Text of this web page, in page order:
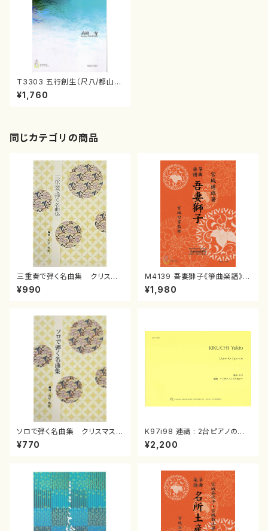
T3303 五行創生（尺八/都山
式/高橋一寿/楽譜）
¥1,760
同じカテゴリの商品
三重奏で弾く名曲集 クリスマ
スメドレー( 箏2/大平光美 編
曲/楽譜）
¥990
M4139 吾妻獅子《箏曲楽譜》
（箏/宮城道雄著・宮城宗家監修/
箏曲古典楽譜）
¥1,980
ソロで弾く名曲集 クリスマス・
イブ／恋人がサンタクロース(
箏独奏 /大平光美 編曲/楽
¥770
K97i98 連禱 : 2台ピアノのた
めの（2 Pianos / 菊池 幸夫 /
楽譜）
¥2,200